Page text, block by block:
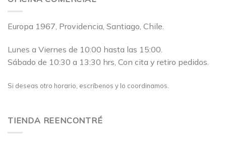
Europa 1967, Providencia, Santiago, Chile.
Lunes a Viernes de 10:00 hasta las 15:00.
Sábado de 10:30 a 13:30 hrs, Con cita y retiro pedidos.
Si deseas otro horario, escríbenos y lo coordinamos.
TIENDA REENCONTRÉ